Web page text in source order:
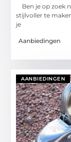
Ben je op zoek
stijlvoller te
je
Aanbiedingen
AANBIEDINGEN